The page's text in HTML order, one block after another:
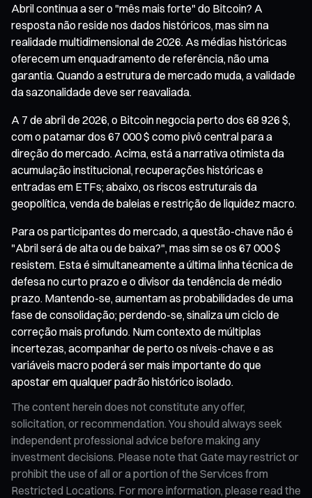
Abril continua a ser o "mês mais forte" do Bitcoin? A
resposta não reside nos dados históricos, mas sim na
realidade multidimensional de 2026. As médias históricas
oferecem um enquadramento de referência, não uma
garantia. Quando a estrutura de mercado muda, a validade
da sazonalidade deve ser reavaliada.
A 7 de abril de 2026, o Bitcoin negocia perto dos 68 926 $,
com o patamar dos 67 000 $ como pivô central para a
direção do mercado. Acima, está a narrativa otimista da
acumulação institucional, recuperações históricas e
entradas em ETFs; abaixo, os riscos estruturais da
geopolítica, venda de baleias e restrição de liquidez macro.
Para os participantes do mercado, a questão-chave não é
"Abril será de alta ou de baixa?", mas sim se os 67 000 $
resistem. Esta é simultaneamente a última linha técnica de
defesa no curto prazo e o divisor da tendência de médio
prazo. Mantendo-se, aumentam as probabilidades de uma
fase de consolidação; perdendo-se, sinaliza um ciclo de
correção mais profundo. Num contexto de múltiplas
incertezas, acompanhar de perto os níveis-chave e as
variáveis macro poderá ser mais importante do que
apostar em qualquer padrão histórico isolado.
The content herein does not constitute any offer,
solicitation, or recommendation. You should always seek
independent professional advice before making any
investment decisions. Please note that Gate may restrict or
prohibit the use of all or a portion of the Services from
Restricted Locations. For more information, please read the